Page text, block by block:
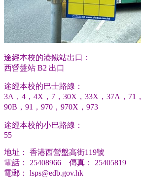
途經本校的港鐵站出口：
西營盤站 B2 出口
途經本校的巴士路線：
3A，4，4X，7，30X，33X，37A，71，
90B，91，970，970X，973
途經本校的小巴路線：
55
地址： 香港西營盤高街119號
電話： 25408966 傳真： 25405819
電郵： lsps@edb.gov.hk